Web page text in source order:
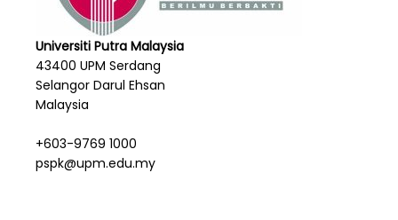
Universiti Putra Malaysia
43400 UPM Serdang
Selangor Darul Ehsan
Malaysia
+603-9769 1000
pspk@upm.edu.my